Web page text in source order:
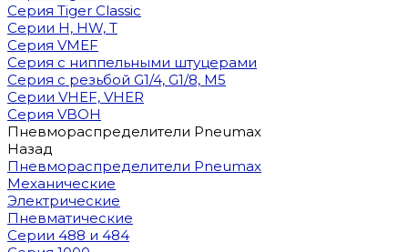
Серия Tiger Classic
Серии H, HW, T
Серия VMEF
Серия с ниппельными штуцерами
Серия с резьбой G1/4, G1/8, М5
Серии VHEF, VHER
Серия VBOH
Пневмораспределители Pneumax
Назад
Пневмораспределители Pneumax
Механические
Электрические
Пневматические
Серии 488 и 484